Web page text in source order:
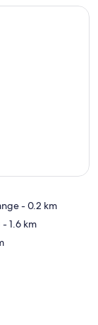
- 0.2 km
- 1.6 km